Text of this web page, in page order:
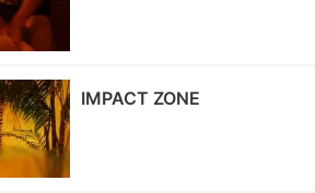
IMPACT ZONE